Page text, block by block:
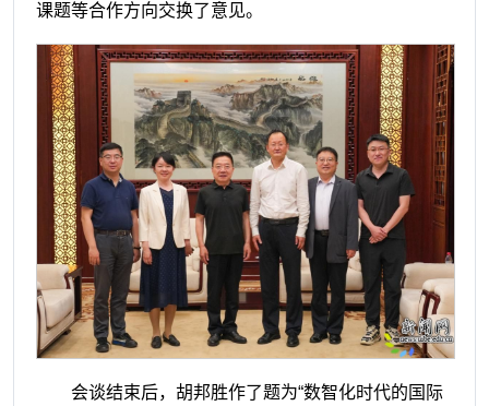
课题等合作方向交换了意见。
会谈结束后，胡邦胜作了题为“数智化时代的国际